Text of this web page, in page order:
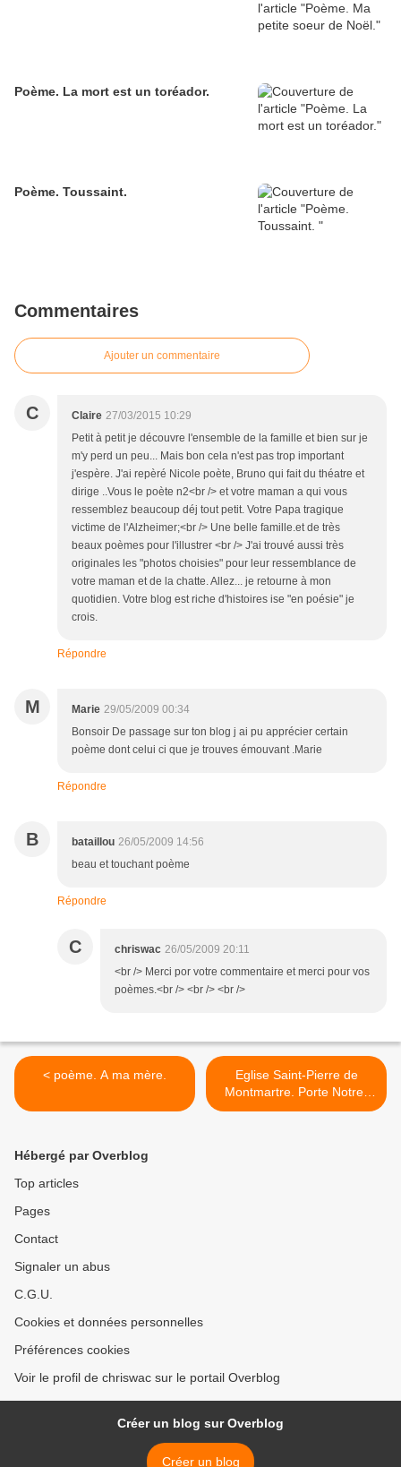
Poème. La mort est un toréador.
Poème. Toussaint.
Commentaires
Ajouter un commentaire
C Claire 27/03/2015 10:29
Petit à petit je découvre l'ensemble de la famille et bien sur je
m'y perd un peu... Mais bon cela n'est pas trop important
j'espère. J'ai repèré Nicole poète, Bruno qui fait du théatre et
dirige ..Vous le poète n2<br /> et votre maman a qui vous
ressemblez beaucoup déj tout petit. Votre Papa tragique
victime de l'Alzheimer;<br /> Une belle famille.et de très
beaux poèmes pour l'illustrer <br /> J'ai trouvé aussi très
originales les "photos choisies" pour leur ressemblance de
votre maman et de la chatte. Allez... je retourne à mon
quotidien. Votre blog est riche d'histoires ise "en poésie" je
crois.
Répondre
M Marie 29/05/2009 00:34
Bonsoir De passage sur ton blog j ai pu apprécier certain
poème dont celui ci que je trouves émouvant .Marie
Répondre
B bataillou 26/05/2009 14:56
beau et touchant poème
Répondre
C chriswac 26/05/2009 20:11
<br /> Merci por votre commentaire et merci pour vos
poèmes.<br /> <br /> <br />
< poème. A ma mère.
Eglise Saint-Pierre de
Montmartre. Porte Notre-
Dame. >
Hébergé par Overblog
Top articles
Pages
Contact
Signaler un abus
C.G.U.
Cookies et données personnelles
Préférences cookies
Voir le profil de chriswac sur le portail Overblog
Créer un blog sur Overblog
Créer un blog